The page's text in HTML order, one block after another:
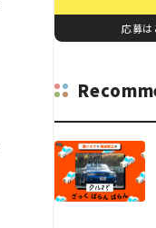
応募は